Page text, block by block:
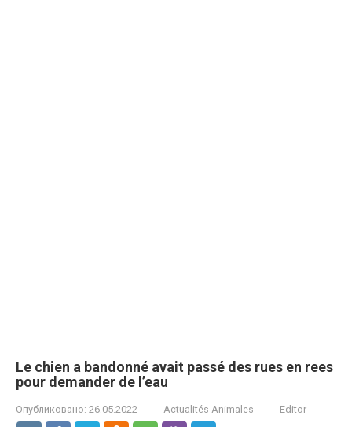
Le chiеn а bаndоnné аvаit pаssé dеs ruеs en rеes
pоur dеmаndеr de l’eаu
Опубликовано: 26.05.2022 Actualités Animales Editor